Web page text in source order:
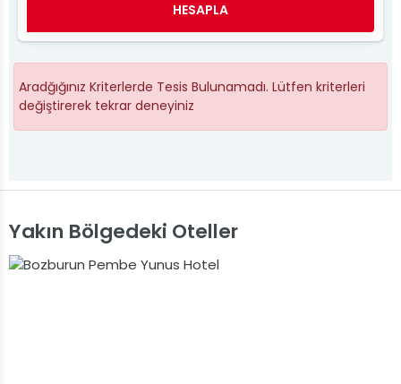
HESAPLA
Aradğığınız Kriterlerde Tesis Bulunamadı. Lütfen kriterleri
değiştirerek tekrar deneyiniz
Yakın Bölgedeki Oteller